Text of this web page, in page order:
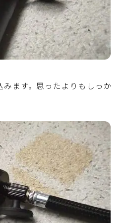
ます。思ったよりもしっか